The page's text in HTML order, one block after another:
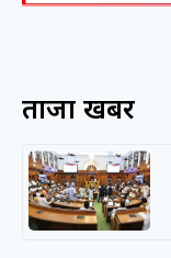
ताजा खबरें